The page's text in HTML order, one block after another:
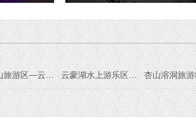
沂蒙山旅游区—云蒙旅游线路 云蒙湖水上游乐区旅游线路 杏山溶洞旅